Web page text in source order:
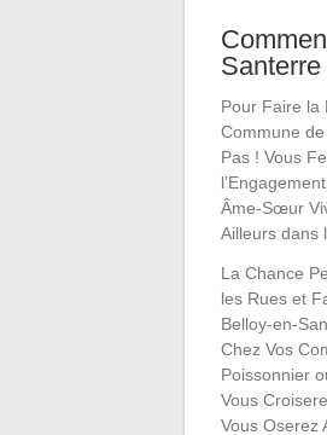
Santerre
Pour Faire la
Commune
Pas ! Vous
Âme-Sœur
Ailleurs dans
La Chance
les Rues et
Belloy-en-
Chez Vos
Poissonnier
Vous
Vous Oserez